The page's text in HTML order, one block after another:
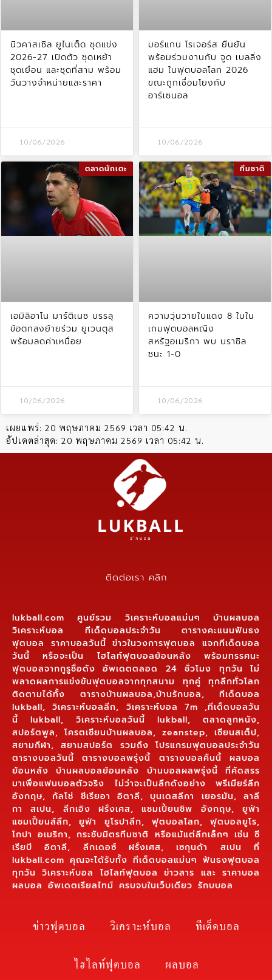
นิวคาสเซิล ยูไนเต็ด ชุดแข่ง
2026-27 เปิดตัว ชุดเหย้า
ชุดเยือน และชุดที่สาม พร้อม
วันวางจำหน่ายและราคา
10/06/2026
มอร์แกน โรเจอร์ส ยืนยัน
พร้อมร่วมงานกับ จูด เบลลิ่ง
แฮม ในฟุตบอลโลก 2026
ขณะถูกเชื่อมโยงกับ
อาร์เซนอล
10/06/2026
ตลาดนักเตะ
เอมิลิอาโน มาร์ติเนซ บรรลุ
ข้อตกลงย้ายร่วม ยูเวนตุส
พร้อมลดค่าเหนื่อย
10/06/2026
ทีมชาติ
ความวุ่นวายใบแดง 8 ใบใน
เกมฟุตบอลหญิง
สหรัฐอเมริกา พบ บราซิล
ชนะ 1-0
10/06/2026
เผยแพร่: 20 พฤษภาคม 2569 เวลา 05:42 น.
อัปเดตล่าสุด: 20 พฤษภาคม 2569 เวลา 05:42 น.
ติดต่อเรา คลิก
lukball.com ศูนย์รวม วิเคราะห์บอลแม่นๆ บ้านผลบอล
วิเคราะห์บอล ทีเด็ดบอลประจำวัน ตารางคะแนนฟันธง
ฟุตบอล ราคาบอลวันนี้ ข่าวในวงการฟุตบอล แจกทีเด็ดบอล
วันนี้ หรือจะเป็น ไฮไลท์ฟุตบอลย้อนหลัง พร้อมทรรศนะ
ฟุตบอลจากกูรูชื่อดัง อัพเดตตลอด 24 ชั่วโมง ทุกวัน ไม่
พลาดผลการแข่งขันฟุตบอลจากทุกสนาม ทุกคู่ ทุกลีกทั่วโลก
ติดตามได้ทั้ง ตารางบ้านผลบอล,บ้านรักบอล, ทีเด็ดบอล
lukball, วิเคราะห์บอลลีก, วิเคราะห์บอล 7m ,ทีเด็ดบอลวัน
นี้ lukball, วิเคราะห์บอลวันนี้ lukball, ตลาดลูกหนัง,
สปอร์ตพูล, โครตเซียนบ้านผลบอล, zeanstep, เซียนสเต็ป,
สยามกีฬา, สยามสปอร์ต รวมถึง โปรแกรมฟุตบอลประจำวัน
ตารางบอลวันนี้ ตารางบอลพรุ่งนี้ ตารางบอลคืนนี้ ผลบอล
ย้อนหลัง บ้านผลบอลย้อนหลัง บ้านบอลผลพรุ่งนี้ ที่คัดสรร
มาเพื่อแฟนบอลตัวจริง ไม่ว่าจะเป็นลีกดังอย่าง พรีเมียร์ลีก
อังกฤษ, กัลโช่ ซีเรียอา อิตาลี, บุนเดสลีกา เยอรมัน, ลาลี
กา สเปน, ลีกเอิง ฝรั่งเศส, แชมเปี้ยนชิพ อังกฤษ, ยูฟ่า
แชมเปี้ยนส์ลีก, ยูฟ่า ยูโรปาลีก, ฟุตบอลโลก, ฟุตบอลยูโร,
โกปา อเมริกา, กระชับมิตรทีมชาติ หรือแม้แต่ลีกเล็กๆ เช่น ซี
เรียบี อิตาลี, ลีกเดอซ์ ฝรั่งเศส, เซกุนด้า สเปน ที่
lukball.com คุณจะได้รับทั้ง ทีเด็ดบอลแม่นๆ ฟันธงฟุตบอล
ทุกวัน วิเคราะห์บอล ไฮไลท์ฟุตบอล ข่าวสาร และ ราคาบอล
ผลบอล อัพเดตเรียลไทม์ ครบจบในเว็บเดียว รักบบอล
ข่าวฟุตบอล วิเคราะห์บอล
ทีเด็ดบอล
ไฮไลท์ฟุตบอล
ผลบอล